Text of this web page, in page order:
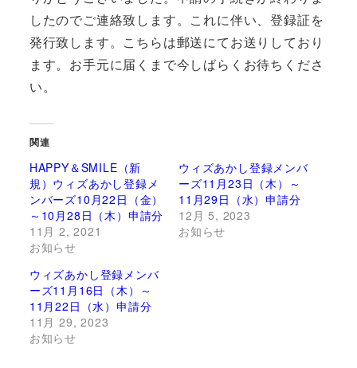
したのでご連絡致します。これに伴い、登録証を
発行致します。こちらは郵送にてお送りしており
ます。お手元に届くまで今しばらくお待ちくださ
い。
関連
HAPPY＆SMILE（新
規）ウィズあかし登録メ
ンバーズ10月22日（金）
～10月28日（木）申請分
11月 2, 2021
お知らせ
ウィズあかし登録メンバ
ーズ11月23日（木）～
11月29日（水）申請分
12月 5, 2023
お知らせ
ウィズあかし登録メンバ
ーズ11月16日（木）～
11月22日（水）申請分
11月 29, 2023
お知らせ